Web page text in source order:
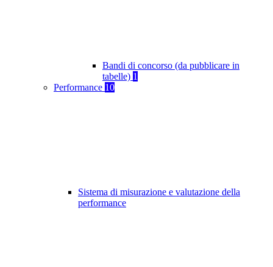
Bandi di concorso (da pubblicare in
tabelle) 1
Performance 10
Sistema di misurazione e valutazione della
performance